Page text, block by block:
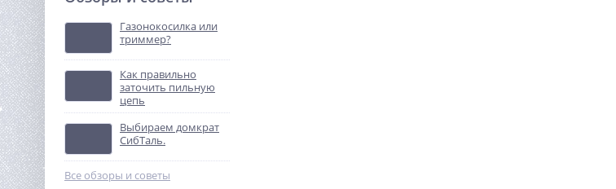
Затирочная машина TOR
70 387
%
Газонокосилка или
триммер?
Как правильно
заточить пильную
цепь
Выбираем домкрат
СибТаль.
Все обзоры и советы